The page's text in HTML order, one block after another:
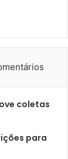
coletas
para